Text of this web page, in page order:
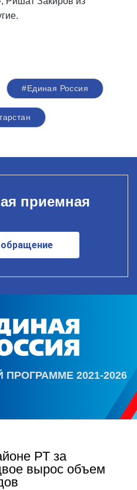
#Единая Россия
приемная
2021-2026
РТ за
вырос объем